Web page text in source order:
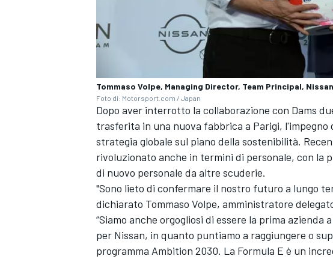
ENDURANCE/GT
Tommaso Volpe, Managing Director, Team Principal,
Foto di: Motorsport.com / Japan
Dopo aver interrotto la collaborazione con Dams
trasferita in una nuova fabbrica a Parigi, l'impegno
strategia globale sul piano della sostenibilità.
rivoluzionato anche in termini di personale, con la
di nuovo personale da altre scuderie.
"Sono lieto di confermare il nostro futuro a lungo
dichiarato Tommaso Volpe, amministratore
“Siamo anche orgogliosi di essere la prima
per Nissan, in quanto puntiamo a raggiungere o
programma Ambition 2030. La Formula E è un